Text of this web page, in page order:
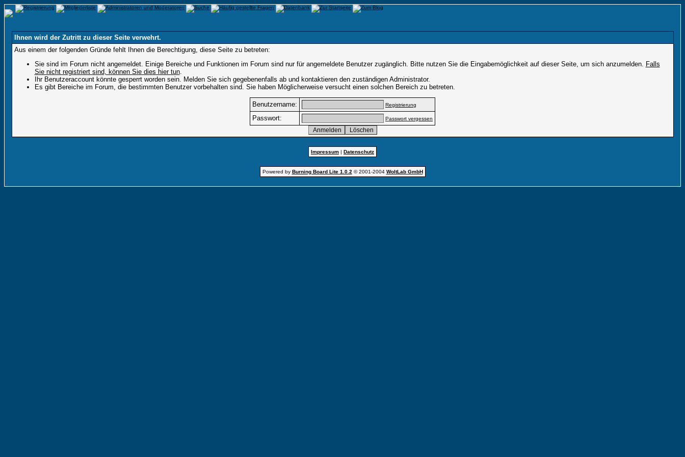
Ihnen wird der Zutritt zu dieser Seite verwehrt.
Aus einem der folgenden Gründe fehlt Ihnen die Berechtigung, diese Seite zu betreten:
Sie sind im Forum nicht angemeldet. Einige Bereiche und Funktionen im Forum sind nur für angemeldete Benutzer zugänglich. Bitte nutzen Sie die Eingabemöglichkeit auf dieser Seite, um sich anzumelden. Falls
Sie nicht registriert sind, können Sie dies hier tun.
Ihr Benutzeraccount könnte gesperrt worden sein. Melden Sie sich gegebenenfalls ab und kontaktieren den zuständigen Administrator.
Es gibt Bereiche im Forum, die bestimmten Benutzer vorbehalten sind. Sie haben Möglicherweise versucht einen solchen Bereich zu betreten.
Benutzername: Registrierung
Passwort: Passwort vergessen
Impressum | Datenschutz
Powered by Burning Board Lite 1.0.2 © 2001-2004 WoltLab GmbH